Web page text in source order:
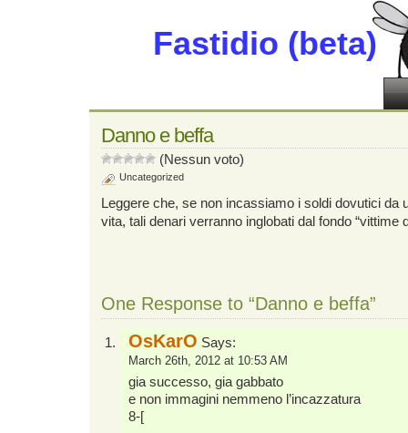
Fastidio (beta)
Danno e beffa
(Nessun voto)
Uncategorized
Leggere che, se non incassiamo i soldi dovutici da
vita, tali denari verranno inglobati dal fondo “vittime
One Response to “Danno e beffa”
OsKarO Says:
March 26th, 2012 at 10:53 AM
gia successo, gia gabbato
e non immagini nemmeno l’incazzatura
8-[